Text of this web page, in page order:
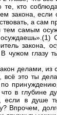
те, кто
закона,
а сам
тем самым
закона,
чужом глазу
делами, из
всё это ты
что в глубине
если в
Впрочем,